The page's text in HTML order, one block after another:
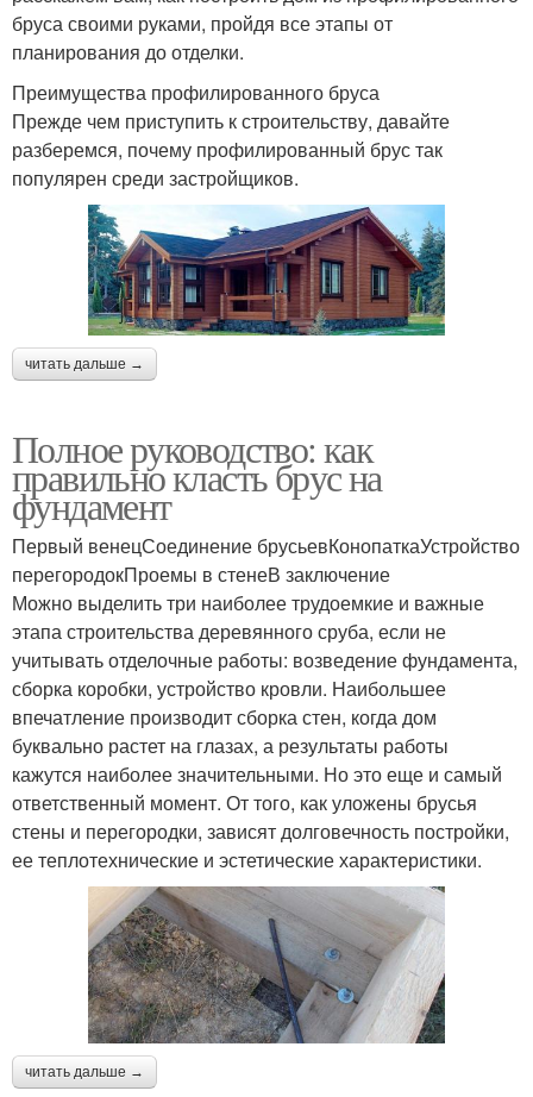
бруса своими руками, пройдя все этапы от
планирования до отделки.
Преимущества профилированного бруса
Прежде чем приступить к строительству, давайте
разберемся, почему профилированный брус так
популярен среди застройщиков.
читать дальше →
Полное руководство: как
правильно класть брус на
фундамент
Первый венецСоединение брусьевКонопаткаУстройство
перегородокПроемы в стенеВ заключение
Можно выделить три наиболее трудоемкие и важные
этапа строительства деревянного сруба, если не
учитывать отделочные работы: возведение фундамента,
сборка коробки, устройство кровли. Наибольшее
впечатление производит сборка стен, когда дом
буквально растет на глазах, а результаты работы
кажутся наиболее значительными. Но это еще и самый
ответственный момент. От того, как уложены брусья
стены и перегородки, зависят долговечность постройки,
ее теплотехнические и эстетические характеристики.
читать дальше →